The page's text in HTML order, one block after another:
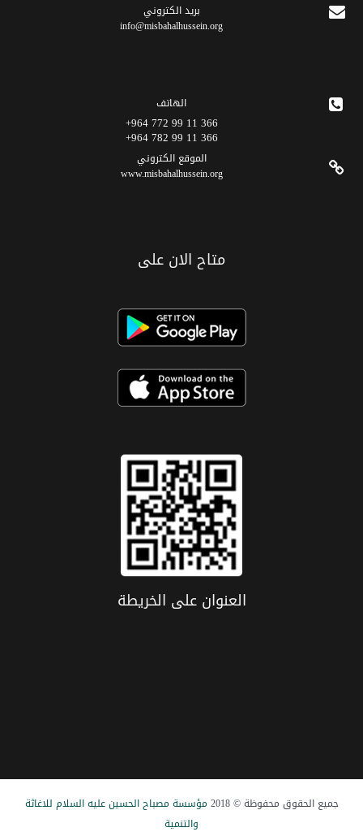
برید الکتروني
info@misbahalhussein.org
الهاتف
366 11 99 772 964+
366 11 99 782 964+
الموقع الکتروني
www.misbahalhussein.org
متاح الان على
العنوان علی الخریطة
جميع الحقوق محفوظة © 2018
مؤسسة مصباح الحسین علیه السلام للاغاثة
والتنمیة